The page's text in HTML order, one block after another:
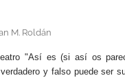
M. Roldán
"Así es (si así os
y falso puede ser